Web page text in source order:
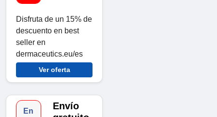
Disfruta de un 15% de
descuento en best
seller en
dermaceutics.eu/es
Ver oferta
En
Envío